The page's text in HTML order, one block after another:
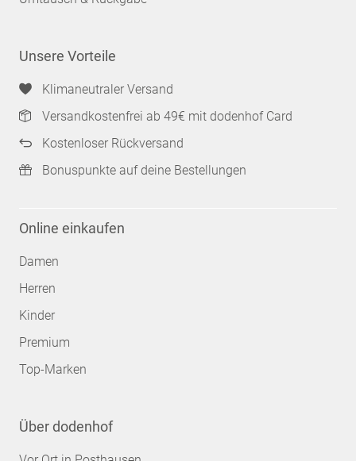
Unsere Vorteile
Klimaneutraler Versand
Versandkostenfrei ab 49€ mit dodenhof Card
Kostenloser Rückversand
Bonuspunkte auf deine Bestellungen
Online einkaufen
Damen
Herren
Kinder
Premium
Top-Marken
Über dodenhof